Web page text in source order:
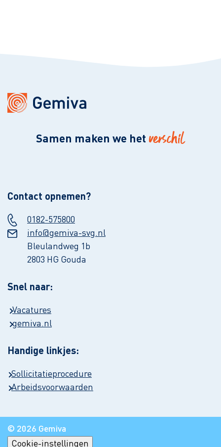
Samen maken we het verschil
Contact opnemen?
0182-575800
info@gemiva-svg.nl
Bleulandweg 1b
2803 HG Gouda
Snel naar:
Vacatures
gemiva.nl
Handige linkjes:
Sollicitatieprocedure
Arbeidsvoorwaarden
© 2026 Gemiva
Cookie-instellingen